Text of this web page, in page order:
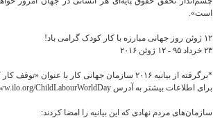
است».
۱۲ ژوئن روز جهانی مبارزه با کار کودک گرامی باد!
۲٣ خرداد ۹۵ - ۱۲ ژوئن ۲۰۱۶
*برگرفته از بیانیه ۲۰۱۶ سازمان جهانی کار با عنوان «توقف کار کودک در زنجیره‍ی تولید …».
برای اطلاعات بیشتر به آدرس www.ilo.org/ChildLabourWorldDay مراجعه فرمایید و یا با ipec@ilo.org تماس بگیرید.
سازمان‌های مردم نهادی که این بیانیه را امضا کردند: